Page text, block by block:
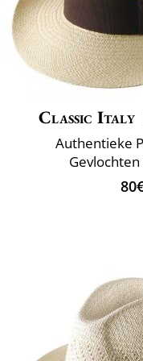
Classic Italy
Authentieke